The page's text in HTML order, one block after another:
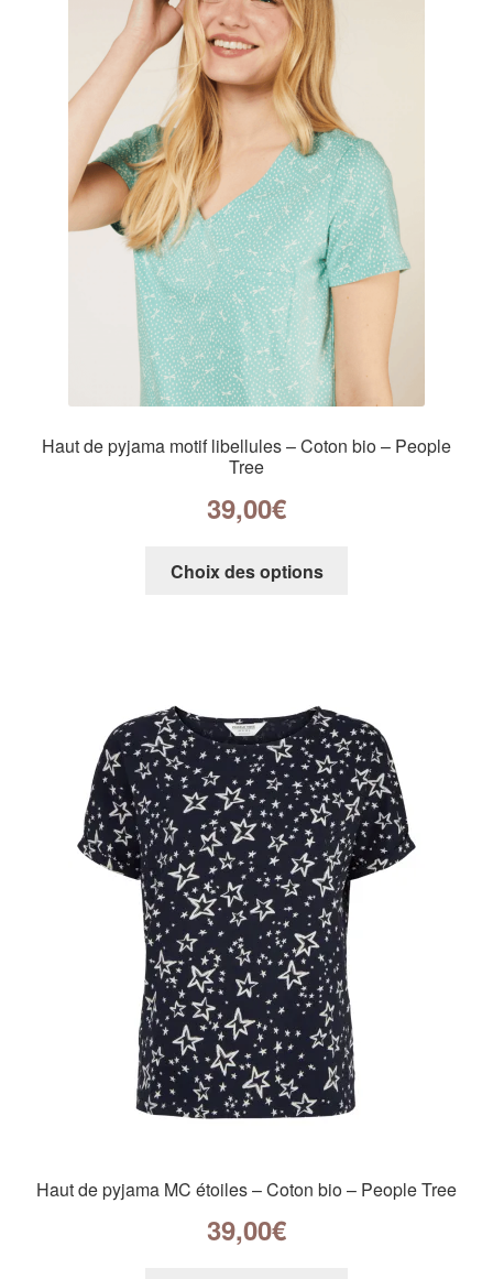
Haut de pyjama motif libellules – Coton bio – People
Tree
39,00€
Choix des options
Haut de pyjama MC étoiles – Coton bio – People Tree
39,00€